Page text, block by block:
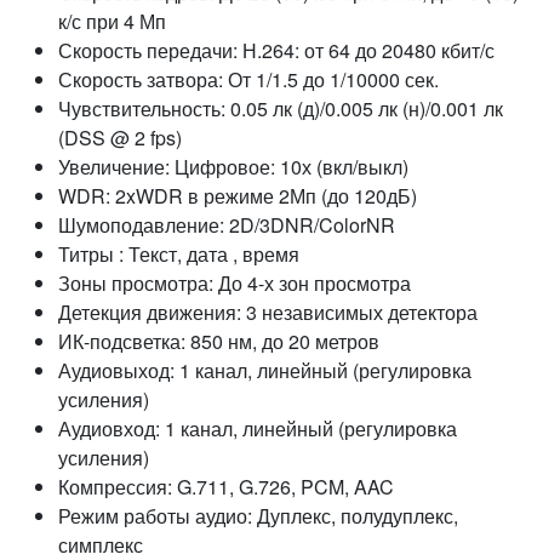
к/с при 4 Мп
Скорость передачи: Н.264: от 64 до 20480 кбит/с
Скорость затвора: От 1/1.5 до 1/10000 сек.
Чувствительность: 0.05 лк (д)/0.005 лк (н)/0.001 лк
(DSS @ 2 fps)
Увеличение: Цифровое: 10х (вкл/выкл)
WDR: 2xWDR в режиме 2Мп (до 120дБ)
Шумоподавление: 2D/3DNR/ColorNR
Титры : Текст, дата , время
Зоны просмотра: До 4-х зон просмотра
Детекция движения: 3 независимых детектора
ИК-подсветка: 850 нм, до 20 метров
Аудиовыход: 1 канал, линейный (регулировка
усиления)
Аудиовход: 1 канал, линейный (регулировка
усиления)
Компрессия: G.711, G.726, PCM, AAC
Режим работы аудио: Дуплекс, полудуплекс,
симплекс